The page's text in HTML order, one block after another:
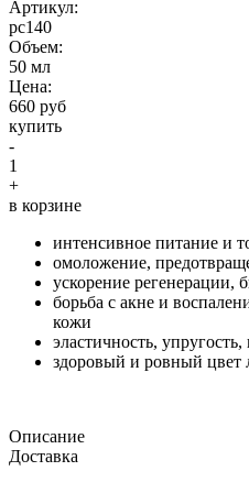
Aртикул:
рс140
Объем:
50 мл
Цена:
660 руб
купить
-
1
+
в корзине
интенсивное питание и
омоложение,
ускорение регенерации,
борьба с акне и
кожи
эластичность,
здоровый и ровный цвет
Описание
Доставка